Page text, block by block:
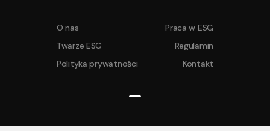
O nas
Praca w ESG
Twarze ESG
Regulamin
Polityka prywatności
Kontakt